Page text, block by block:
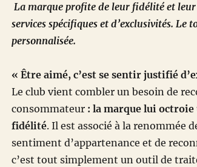
La marque profite de leur fidélité et
services spécifiques et d’exclusivités.
personnalisée.
« Être aimé, c’est se sentir justifié
Le club vient combler un besoin de
consommateur : la marque lui
fidélité. Il est associé à la renommée
sentiment d’appartenance et de
c’est tout simplement un outil de